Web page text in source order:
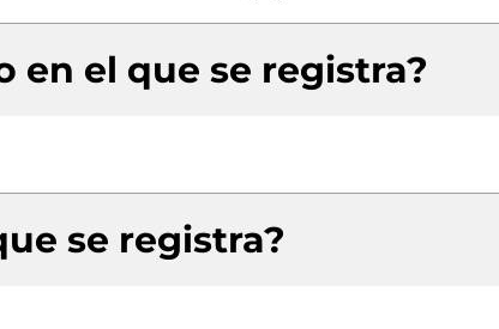
en el que se registra?
se registra?